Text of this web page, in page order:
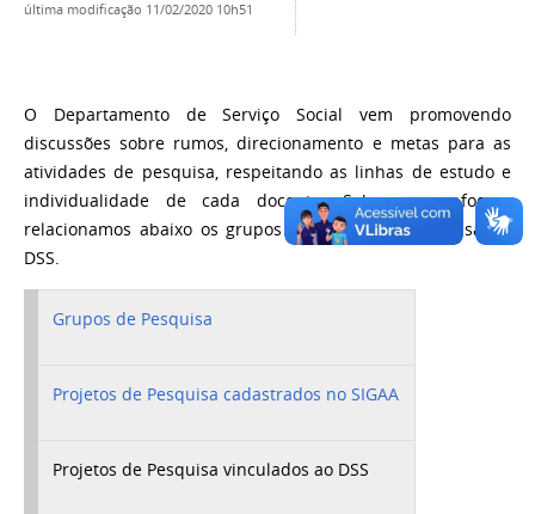
última modificação 11/02/2020 10h51
O Departamento de Serviço Social vem promovendo
discussões sobre rumos, direcionamento e metas para as
atividades de pesquisa, respeitando as linhas de estudo e
individualidade de cada docente. Sob esse enfoque,
relacionamos abaixo os grupos e projetos de pesquisa do
DSS.
Grupos de Pesquisa
Projetos de Pesquisa cadastrados no SIGAA
Projetos de Pesquisa vinculados ao DSS